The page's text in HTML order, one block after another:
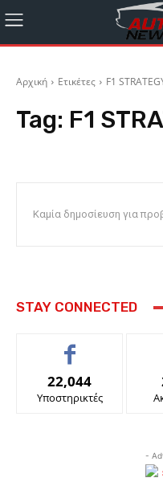
Αρχική Ετικέτες F1
Tag: F1
Καμία δημοσίευση για
STAY CONNECTED
22,044
Υποστηρικτές
-